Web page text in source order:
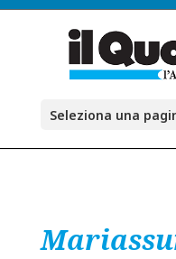
Seleziona una